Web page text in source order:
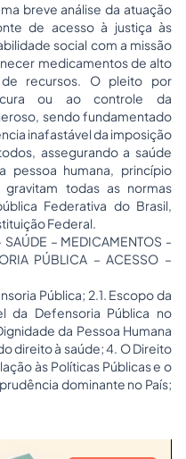
breve análise da atuação
de acesso à justiça às
social com a missão
medicamentos de alto
recursos. O pleito por
cura ou ao controle da
sendo fundamentado
inafastável da imposição
assegurando a saúde
pessoa humana, princípio
todas as normas
Federativa do Brasil,
Federal.
– MEDICAMENTOS -
PÚBLICA – ACESSO –
Pública; 2.1. Escopo da
da Defensoria Pública no
da Pessoa Humana
direito à saúde; 4. O Direito
às Políticas Públicas e o
dominante no País;